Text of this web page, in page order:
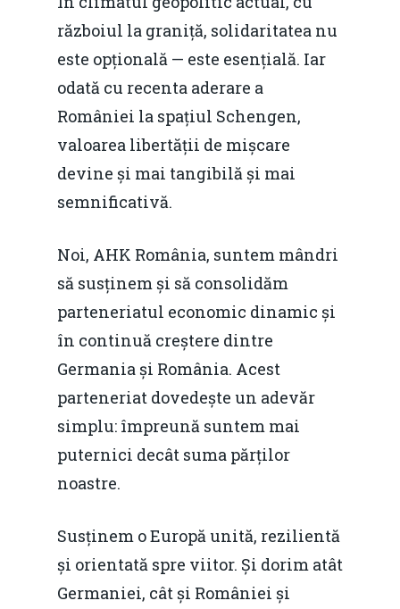
războiul la graniță, solidaritatea nu
este opțională — este esențială. Iar
odată cu recenta aderare a
României la spațiul Schengen,
valoarea libertății de mișcare
devine și mai tangibilă și mai
semnificativă.
Noi, AHK România, suntem mândri
să susținem și să consolidăm
parteneriatul economic dinamic și
în continuă creștere dintre
Germania și România. Acest
parteneriat dovedește un adevăr
simplu: împreună suntem mai
puternici decât suma părților
noastre.
Susținem o Europă unită, rezilientă
și orientată spre viitor. Și dorim atât
Germaniei, cât și României și